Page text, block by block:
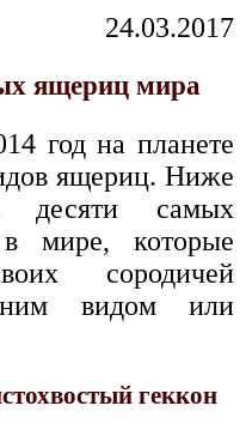
24.03.2017
ящериц мира
год на планете
ящериц. Ниже
десяти самых
мире, которые
сородичей
видом или
геккон